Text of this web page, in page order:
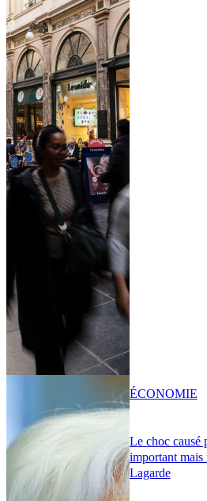
Le choc causé
important mais
Lagarde
ÉCONOMIE